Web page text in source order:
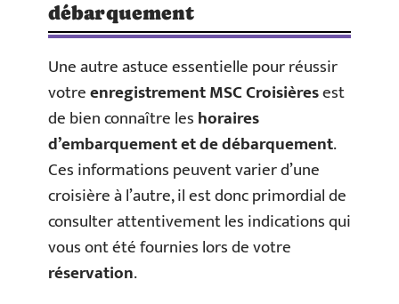
débarquement
Une autre astuce essentielle pour réussir
votreenregistrement MSC Croisièresest
de bien connaître leshoraires
d’embarquement et dedébarquement.
Ces informations peuvent varier d’une
croisière à l’autre, il est donc primordial de
consulter attentivement les indications qui
vous ont été fournies lors de votre
réservation.